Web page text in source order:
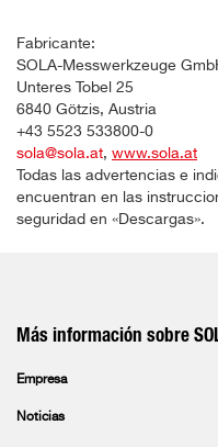
Fabricante:
SOLA-Messwerkzeuge
Unteres Tobel 25
6840 Götzis, Austria
+43 5523 533800-0
sola@sola.at, www.sola.at
Todas las advertencias e
encuentran en las
seguridad en «Descargas».
Más información sobre
Empresa
Noticias